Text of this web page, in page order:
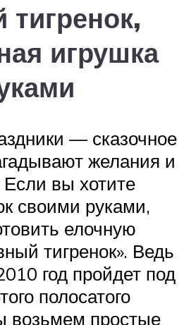
игрушка
— сказочное
желания и
Если вы хотите
своими руками,
елочную
тигренок». Ведь
год пройдет под
полосатого
возьмем простые